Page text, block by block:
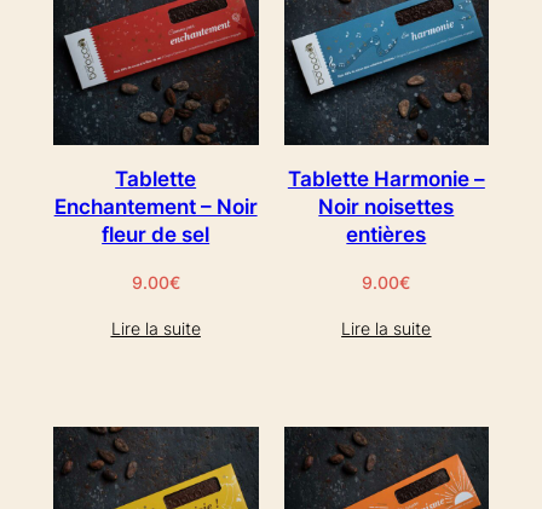
Tablette
Enchantement – Noir
fleur de sel
9.00€
Lire la suite
Tablette Harmonie –
Noir noisettes
entières
9.00€
Lire la suite